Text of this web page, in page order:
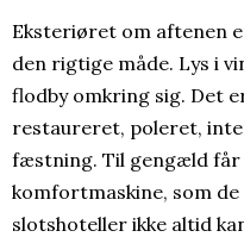
Eksteriøret om aftenen
den rigtige måde. Lys i
flodby omkring sig. Det
restaureret, poleret,
fæstning. Til gengæld får
komfortmaskine, som
slotshoteller ikke altid